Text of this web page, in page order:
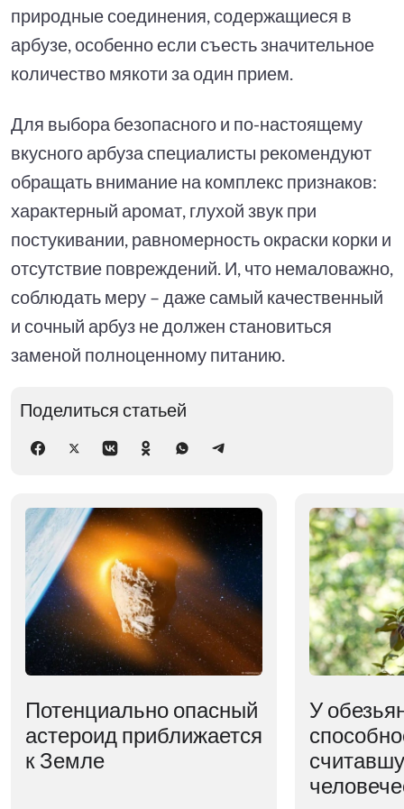
природные соединения, содержащиеся в
арбузе, особенно если съесть значительное
количество мякоти за один прием.
Для выбора безопасного и по-настоящему
вкусного арбуза специалисты рекомендуют
обращать внимание на комплекс признаков:
характерный аромат, глухой звук при
постукивании, равномерность окраски корки и
отсутствие повреждений. И, что немаловажно,
соблюдать меру – даже самый качественный
и сочный арбуз не должен становиться
заменой полноценному питанию.
Поделиться статьей
Потенциально опасный
астероид приближается
к Земле
У